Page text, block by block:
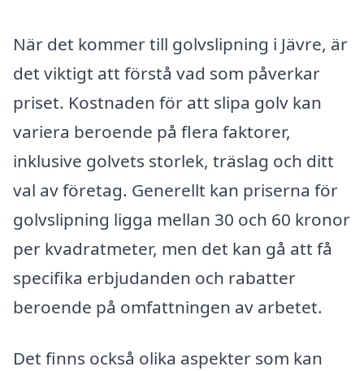
När det kommer till golvslipning i Jävre, är
det viktigt att förstå vad som påverkar
priset. Kostnaden för att slipa golv kan
variera beroende på flera faktorer,
inklusive golvets storlek, träslag och ditt
val av företag. Generellt kan priserna för
golvslipning ligga mellan 30 och 60 kronor
per kvadratmeter, men det kan gå att få
specifika erbjudanden och rabatter
beroende på omfattningen av arbetet.
Det finns också olika aspekter som kan